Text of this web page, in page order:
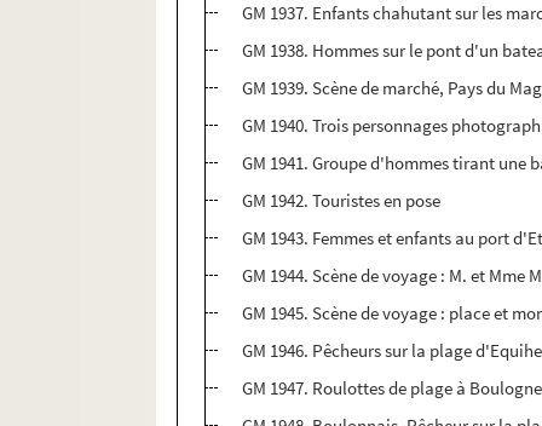
GM 1937. Enfants chahutant sur les
GM 1938. Hommes sur le pont d'un
GM 1939. Scène de marché, Pays du
GM 1940. Trois personnages
GM 1941. Groupe d'hommes tirant une
GM 1942. Touristes en pose
GM 1943. Femmes et enfants au port
GM 1944. Scène de voyage : M. et
GM 1945. Scène de voyage : place et
GM 1946. Pêcheurs sur la plage
GM 1947. Roulottes de plage à Boulogne